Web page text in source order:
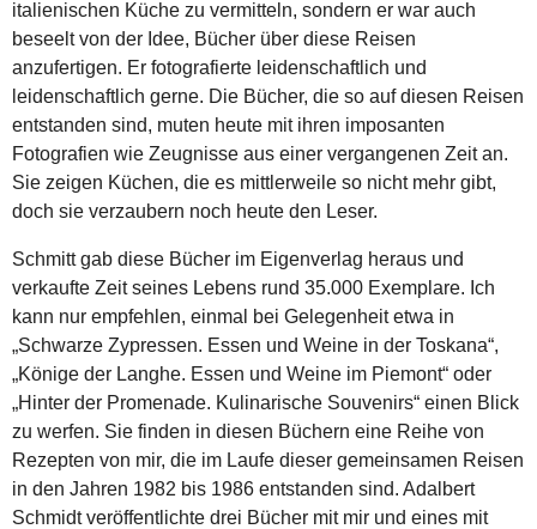
italienischen Küche zu vermitteln, sondern er war auch
beseelt von der Idee, Bücher über diese Reisen
anzufertigen. Er fotografierte leidenschaftlich und
leidenschaftlich gerne. Die Bücher, die so auf diesen Reisen
entstanden sind, muten heute mit ihren imposanten
Fotografien wie Zeugnisse aus einer vergangenen Zeit an.
Sie zeigen Küchen, die es mittlerweile so nicht mehr gibt,
doch sie verzaubern noch heute den Leser.
Schmitt gab diese Bücher im Eigenverlag heraus und
verkaufte Zeit seines Lebens rund 35.000 Exemplare. Ich
kann nur empfehlen, einmal bei Gelegenheit etwa in
„Schwarze Zypressen. Essen und Weine in der Toskana“,
„Könige der Langhe. Essen und Weine im Piemont“ oder
„Hinter der Promenade. Kulinarische Souvenirs“ einen Blick
zu werfen. Sie finden in diesen Büchern eine Reihe von
Rezepten von mir, die im Laufe dieser gemeinsamen Reisen
in den Jahren 1982 bis 1986 entstanden sind. Adalbert
Schmidt veröffentlichte drei Bücher mit mir und eines mit